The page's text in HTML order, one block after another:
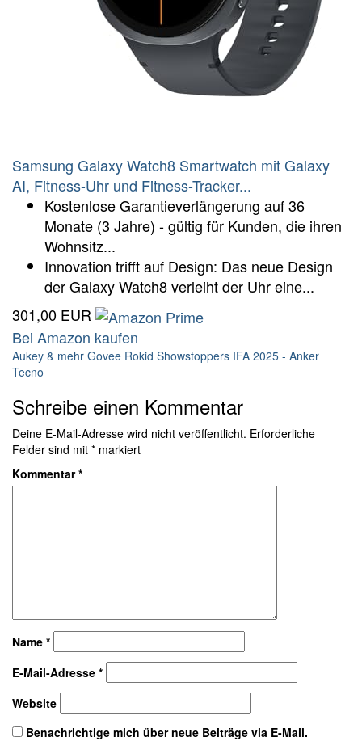
Samsung Galaxy Watch8 Smartwatch mit Galaxy
AI, Fitness-Uhr und Fitness-Tracker...
Kostenlose Garantieverlängerung auf 36
Monate (3 Jahre) - gültig für Kunden, die ihren
Wohnsitz...
Innovation trifft auf Design: Das neue Design
der Galaxy Watch8 verleiht der Uhr eine...
301,00 EUR
Bei Amazon kaufen
Aukey & mehr Govee Rokid Showstoppers IFA 2025 - Anker
Tecno
Schreibe einen Kommentar
Deine E-Mail-Adresse wird nicht veröffentlicht. Erforderliche
Felder sind mit * markiert
Kommentar*
Name *
E-Mail-Adresse *
Website
Benachrichtige mich über neue Beiträge via E-Mail.